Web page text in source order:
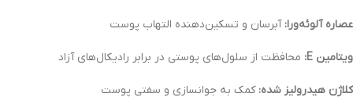
عصاره آلوئه‌ورا: آبرسان و تسکین‌دهنده التهاب پوست
ویتامین E: محافظت از سلول‌های پوستی در برابر رادیکال‌های آزاد
کلاژن هیدرولیز شده: کمک به جوانسازی و سفتی پوست